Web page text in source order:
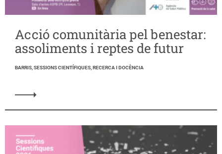
Acció comunitària pel benestar:
assoliments i reptes de futur
BARRIS, SESSIONS CIENTÍFIQUES, RECERCA I DOCÈNCIA